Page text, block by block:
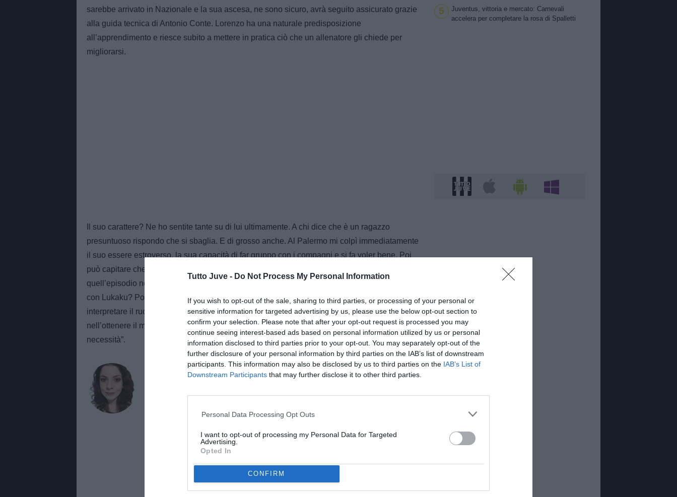
Tutto Juve - Do Not Process My Personal Information
If you wish to opt-out of the sale, sharing to third parties, or processing of your personal or
sensitive information for targeted advertising by us, please use the below opt-out section to
confirm your selection. Please note that after your opt-out request is processed you may
continue seeing interest-based ads based on personal information utilized by us or personal
information disclosed to third parties prior to your opt-out. You may separately opt-out of the
further disclosure of your personal information by third parties on the IAB’s list of downstream
participants. This information may also be disclosed by us to third parties on the IAB’s List of
Downstream Participants that may further disclose it to other third parties.
Personal Data Processing Opt Outs
I want to opt-out of processing my Personal Data for Targeted
Advertising.
Opted In
CONFIRM
sarebbe arrivato in Nazionale e la sua ascesa, ne sono sicuro, avrà seguito assicurato grazie
alla guida tecnica di Antonio Conte. Lorenzo ha una naturale predisposizione
all’apprendimento e riesce subito a mettere in pratica ciò che un allenatore gli chiede per
migliorarsi.
Il suo carattere? Ne ho sentite tante su di lui ultimamente. A chi dice che è un ragazzo
presuntuoso rispondo che si sbaglia. E di grosso anche. Al Palermo mi colpì immediatamente
il suo essere estroverso, la sua capacità di far gruppo con i compagni e si fa voler bene. Poi
può capitare chel’ego, ogni tanto, possa prendere il sopravvento come a Lecce ma
quell’episodio non mi fa cambiare idea sul ragazzo: è una persona splendida. Coabitazione
con Lukaku? Possono coesistere tranquillamente. La sua intelligenza tattica gli permette di
interpretare il ruolo in più modi e poi ripeto, Antonio Conte è il numero uno in assoluto
nell’ottenere il meglio dai singoli calciatori e dalla squadra in campo a seconda delle
necessità”.
approfondimenti e contenuti dedicati al mondo bianconero. Collabora inoltre con
5
Juventus, vittoria e mercato: Carnevali
accelera per completare la rosa di Spalletti